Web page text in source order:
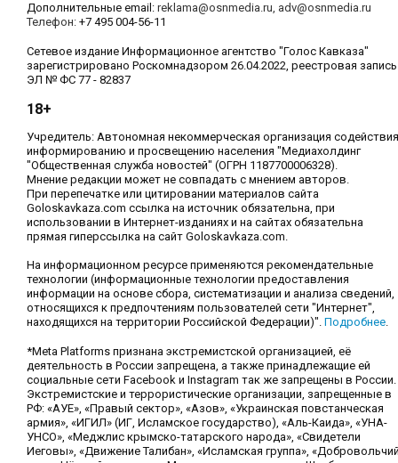
Дополнительные email: reklama@osnmedia.ru, adv@osnmedia.ru
Телефон: +7 495 004-56-11
Сетевое издание Информационное агентство "Голос Кавказа"
зарегистрировано Роскомнадзором 26.04.2022, реестровая запись
ЭЛ № ФС 77 - 82837
18+
Учредитель: Автономная некоммерческая организация содействия
информированию и просвещению населения "Медиахолдинг
"Общественная служба новостей" (ОГРН 1187700006328).
Мнение редакции может не совпадать с мнением авторов.
При перепечатке или цитировании материалов сайта
Goloskavkaza.com ссылка на источник обязательна, при
использовании в Интернет-изданиях и на сайтах обязательна
прямая гиперссылка на сайт Goloskavkaza.com.
На информационном ресурсе применяются рекомендательные
технологии (информационные технологии предоставления
информации на основе сбора, систематизации и анализа сведений,
относящихся к предпочтениям пользователей сети "Интернет",
находящихся на территории Российской Федерации)". Подробнее.
*Meta Platforms признана экстремистской организацией, её
деятельность в России запрещена, а также принадлежащие ей
социальные сети Facebook и Instagram так же запрещены в России.
Экстремистские и террористические организации, запрещенные в
РФ: «АУЕ», «Правый сектор», «Азов», «Украинская повстанческая
армия», «ИГИЛ» (ИГ, Исламское государство), «Аль-Каида», «УНА-
УНСО», «Меджлис крымско-татарского народа», «Свидетели
Иеговы», «Движение Талибан», «Исламская группа»,